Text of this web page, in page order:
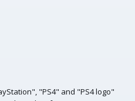
"PS4" and "PS4 logo"